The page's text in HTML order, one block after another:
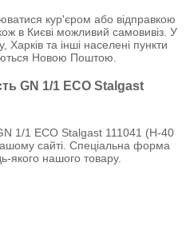
кур'єром або відправкою
в Києві можливий самовивіз. У
та інші населені пункти
Новою Поштою.
GN 1/1 ECO Stalgast
1/1 ECO Stalgast 111041 (Н-40
сайті. Спеціальна форма
якого нашого товару.